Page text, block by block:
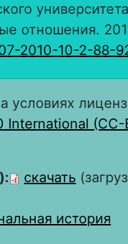
отношения.
2010-10-2-88-
условиях
International (CC-
скачать
история